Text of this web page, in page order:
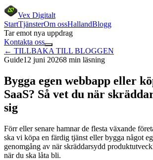
Vex Digitalt
StartTjänsterOm ossHallandBlogg
Tar emot nya uppdrag
Kontakta oss
← TILLBAKA TILL BLOGGEN
Guide12 juni 20268 min läsning
Bygga egen webbapp eller
SaaS? Så vet du när
sig
Förr eller senare hamnar de flesta växande
ska vi köpa en färdig tjänst eller bygga något
genomgång av när skräddarsydd
när du ska låta bli.